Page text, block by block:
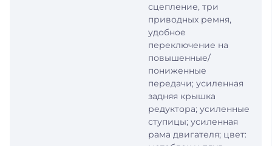
сцепление, три
приводных ремня,
удобное
переключение на
повышенные/
пониженные
передачи; усиленная
задняя крышка
редуктора; усиленные
ступицы; усиленная
рама двигателя; цвет: